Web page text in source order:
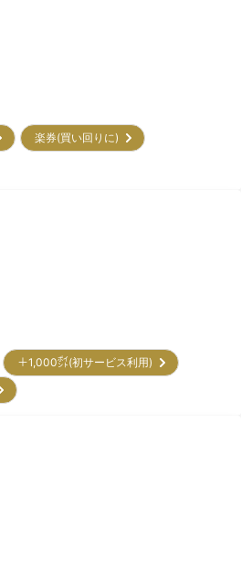
楽券(買い回りに)
＋1,000㌽(初サービス利用)